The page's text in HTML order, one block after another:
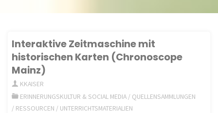
Interaktive Zeitmaschine mit
historischen Karten (Chronoscope
Mainz)
KKAISER
ERINNERUNGSKULTUR & SOCIAL MEDIA / QUELLENSAMMLUNGEN
/ RESSOURCEN / UNTERRICHTSMATERIALIEN